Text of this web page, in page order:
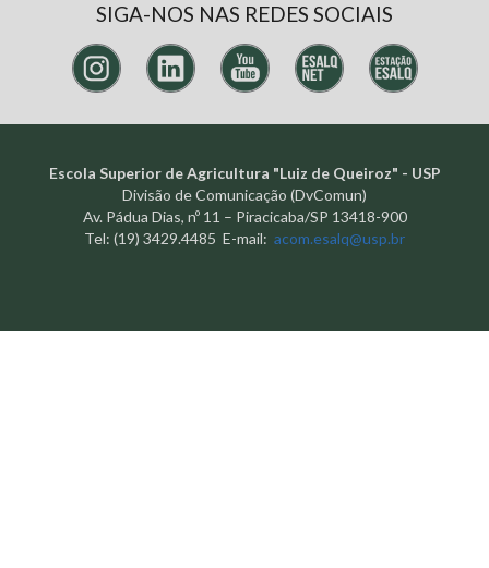
SIGA-NOS NAS REDES SOCIAIS
Escola Superior de Agricultura "Luiz de Queiroz" - USP
Divisão de Comunicação (DvComun)
Av. Pádua Dias, nº 11 – Piracicaba/SP 13418-900
Tel: (19) 3429.4485 E-mail: acom.esalq@usp.br